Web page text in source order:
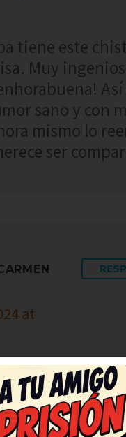
tiene este
Muy
Así
sano y con
mismo lo
ser
at
de chiste!
sano y con
publicando